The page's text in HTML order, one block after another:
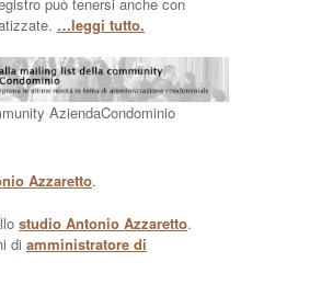
…leggi tutto.
AziendaCondominio
Azzaretto.
studio Antonio Azzaretto.
di amministratore di